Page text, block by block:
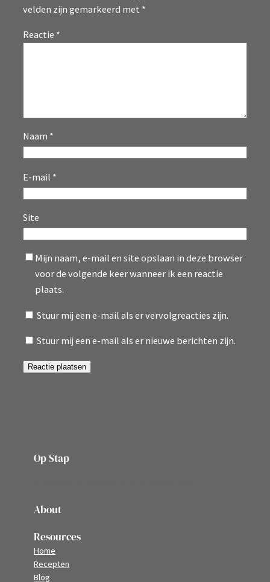
velden zijn gemarkeerd met *
Reactie *
Naam *
E-mail *
Site
Mijn naam, e-mail en site opslaan in deze browser
voor de volgende keer wanneer ik een reactie
plaats.
Stuur mij een e-mail als er vervolgreacties zijn.
Stuur mij een e-mail als er nieuwe berichten zijn.
Op Stap
About
Resources
Home
Recepten
Blog